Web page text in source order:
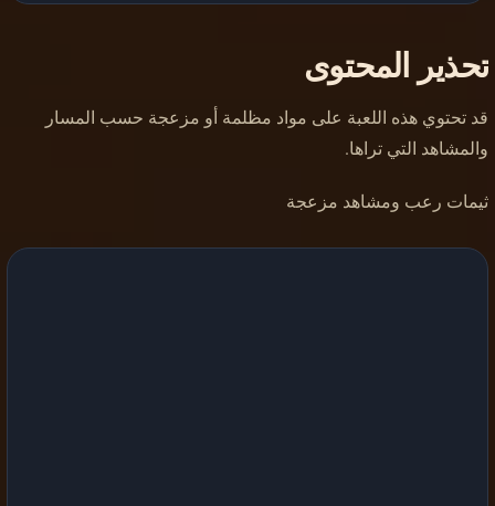
تحذير المحتوى
قد تحتوي هذه اللعبة على مواد مظلمة أو مزعجة حسب المسار
والمشاهد التي تراها.
ثيمات رعب ومشاهد مزعجة